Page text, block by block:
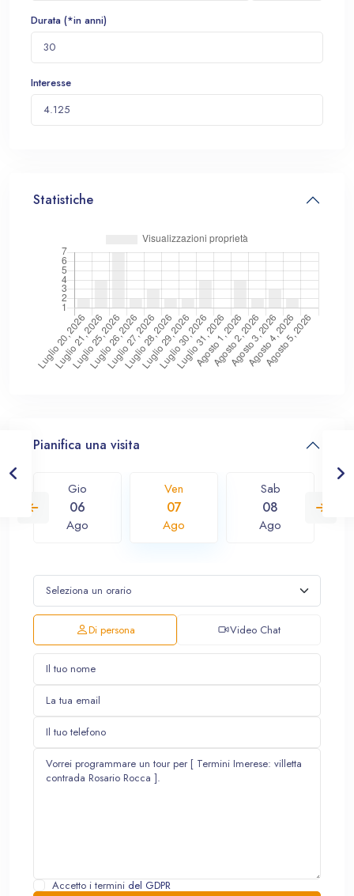
Durata (*in anni)
Interesse
Statistiche
Pianifica una visita
Gio
06
Ago
Ven
07
Ago
Sab
08
Ago
Di persona Video Chat
Accetto i termini del GDPR